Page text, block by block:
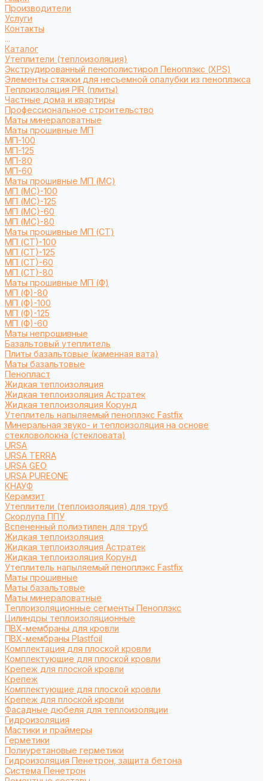
Производители
Услуги
Контакты
...
Каталог
Утеплители (теплоизоляция)
Экструдированный пенополистирол Пеноплэкс (XPS)
Элементы стяжки для несъемной опалубки из пеноплэкса
Теплоизоляция PIR (плиты)
Частные дома и квартиры
Профессиональное строительство
Маты минераловатные
Маты прошивные МП
МП-100
МП-125
МП-80
МП-60
Маты прошивные МП (МС)
МП (МС)-100
МП (МС)-125
МП (МС)-60
МП (МС)-80
Маты прошивные МП (СТ)
МП (СТ)-100
МП (СТ)-125
МП (СТ)-60
МП (СТ)-80
Маты прошивные МП (Ф)
МП (Ф)-80
МП (Ф)-100
МП (Ф)-125
МП (Ф)-60
Маты непрошивные
Базальтовый утеплитель
Плиты базальтовые (каменная вата)
Маты базальтовые
Пенопласт
Жидкая теплоизоляция
Жидкая теплоизоляция Астратек
Жидкая теплоизоляция Корунд
Утеплитель напыляемый пеноплэкс Fastfix
Минеральная звуко- и теплоизоляция на основе
стекловолокна (стекловата)
URSA
URSA TERRA
URSA GEO
URSA PUREONE
КНАУФ
Керамзит
Утеплители (теплоизоляция) для труб
Cкорлупа ППУ
Вспененный полиэтилен для труб
Жидкая теплоизоляция
Жидкая теплоизоляция Астратек
Жидкая теплоизоляция Корунд
Утеплитель напыляемый пеноплэкс Fastfix
Маты прошивные
Маты базальтовые
Маты минераловатные
Теплоизоляционные сегменты Пеноплэкс
Цилиндры теплоизоляционные
ПВХ-мембраны для кровли
ПВХ-мембраны Plastfoil
Комплектация для плоской кровли
Комплектующие для плоской кровли
Крепеж для плоской кровли
Крепеж
Комплектующие для плоской кровли
Крепеж для плоской кровли
Фасадные дюбеля для теплоизоляции
Гидроизоляция
Мастики и праймеры
Герметики
Полиуретановые герметики
Гидроизоляция Пенетрон, защита бетона
Система Пенетрон